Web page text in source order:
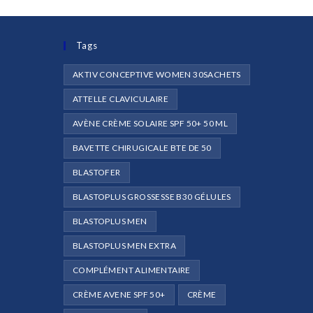
Tags
AKTIV CONCEPTIVE WOMEN 30SACHETS
ATTELLE CLAVICULAIRE
AVÈNE CRÈME SOLAIRE SPF 50+ 50 ML
BAVETTE CHIRUGICALE BTE DE 50
BLASTOFER
BLASTOPLUS GROSSESSE B30 GÉLULES
BLASTOPLUS MEN
BLASTOPLUS MEN EXTRA
COMPLÉMENT ALIMENTAIRE
CRÈME AVENE SPF 50+ CRÈME